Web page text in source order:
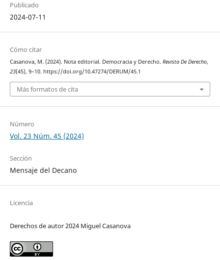
Publicado
2024-07-11
Cómo citar
Casanova, M. (2024). Nota editorial. Democracia y Derecho. Revista De Derecho,
23(45), 9–10. https://doi.org/10.47274/DERUM/45.1
Más formatos de cita
Número
Vol. 23 Núm. 45 (2024)
Sección
Mensaje del Decano
Licencia
Derechos de autor 2024 Miguel Casanova